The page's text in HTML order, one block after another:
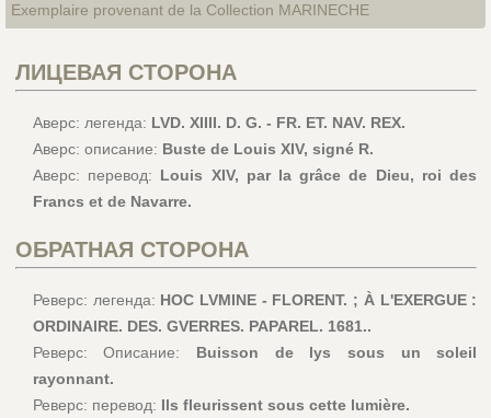
Exemplaire provenant de la Collection MARINECHE
ЛИЦЕВАЯ СТОРОНА
Аверс: легенда: LVD. XIIII. D. G. - FR. ET. NAV. REX.
Аверс: описание: Buste de Louis XIV, signé R.
Аверс: перевод: Louis XIV, par la grâce de Dieu, roi des
Francs et de Navarre.
ОБРАТНАЯ СТОРОНА
Реверс: легенда: HOC LVMINE - FLORENT. ; À L'EXERGUE :
ORDINAIRE. DES. GVERRES. PAPAREL. 1681..
Реверс: Описание: Buisson de lys sous un soleil
rayonnant.
Реверс: перевод: Ils fleurissent sous cette lumière.